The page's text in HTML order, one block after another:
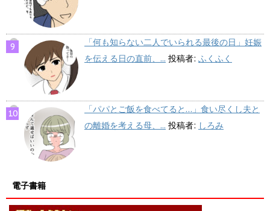
「何も知らない二人でいられる最後の日」妊娠
を伝える日の直前、... 投稿者: ふくふく
「パパとご飯を食べてると…」食い尽くし夫と
の離婚を考える母、... 投稿者: しろみ
電子書籍